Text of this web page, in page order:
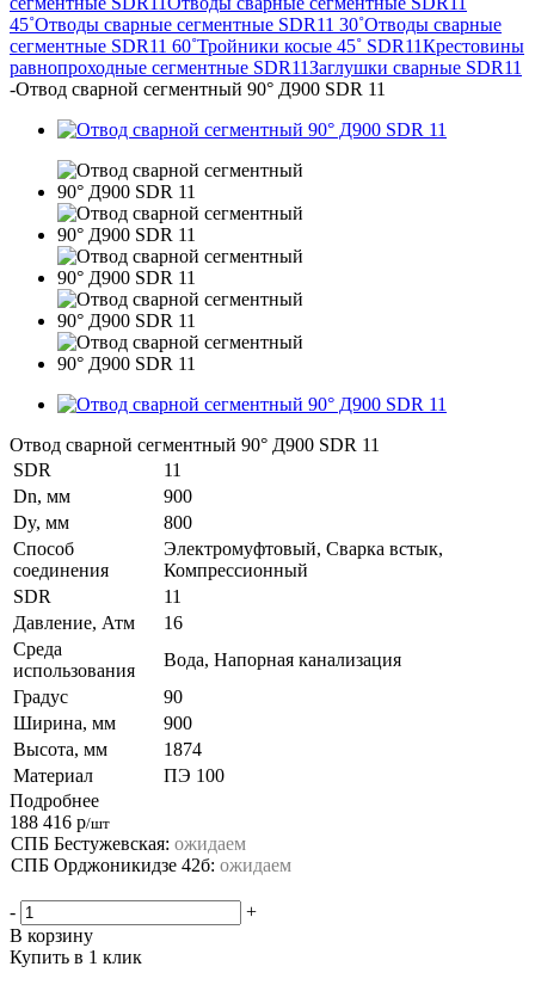
45˚Отводы сварные сегментные SDR11 30˚Отводы сварные
сегментные SDR11 60˚Тройники косые 45˚ SDR11Крестовины
равнопроходные сегментные SDR11Заглушки сварные SDR11
-Отвод сварной сегментный 90° Д900 SDR 11
Отвод сварной сегментный 90° Д900 SDR 11
SDR
11
Dn, мм
900
Dy, мм
800
Способ
соединения
Электромуфтовый, Сварка встык,
Компрессионный
SDR
11
Давление, Атм
16
Среда
использования
Вода, Напорная канализация
Градус
90
Ширина, мм
900
Высота, мм
1874
Материал
ПЭ 100
Подробнее
188 416 р/шт
СПБ Бестужевская: ожидаем
СПБ Орджоникидзе 42б: ожидаем
-
+
В корзину
Купить в 1 клик